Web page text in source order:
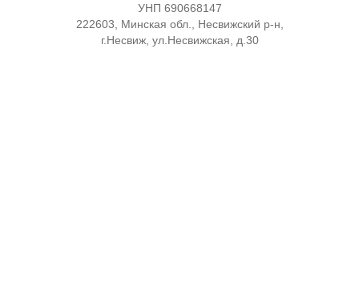
УНП 690668147
222603, Минская обл., Несвижский р-н,
г.Несвиж, ул.Несвижская, д.30